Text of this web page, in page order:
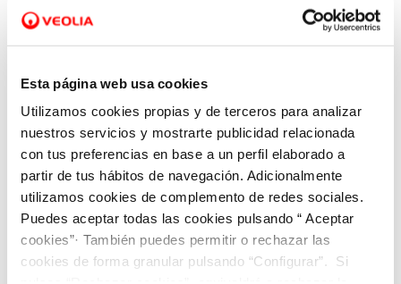
Esta página web usa cookies
Utilizamos cookies propias y de terceros para analizar
nuestros servicios y mostrarte publicidad relacionada
con tus preferencias en base a un perfil elaborado a
partir de tus hábitos de navegación. Adicionalmente
utilizamos cookies de complemento de redes sociales.
Puedes aceptar todas las cookies pulsando “ Aceptar
cookies”· También puedes permitir o rechazar las
cookies de forma granular pulsando “Configurar”. Si
18 NOV 2021
EXECyL y Aquona generan sinergias en
torno a la economía circular y la innovación
en la EDAR de Palencia